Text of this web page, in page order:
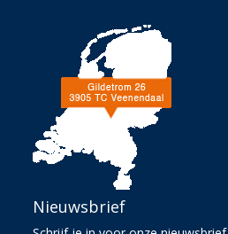
Nieuwsbrief